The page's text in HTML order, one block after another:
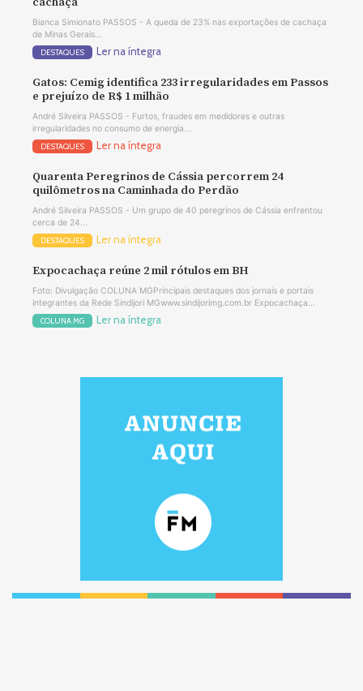
Bianca Simionato PASSOS - A queda de 23% nas exportações de cachaça
de Minas Gerais...
DESTAQUES Ler na íntegra
Gatos: Cemig identifica 233 irregularidades em Passos
e prejuízo de R$ 1 milhão
André Silveira PASSOS - Furtos, fraudes em medidores e outras
irregularidades no consumo de energia...
DESTAQUES Ler na íntegra
Quarenta Peregrinos de Cássia percorrem 24
quilômetros na Caminhada do Perdão
André Silveira PASSOS - Um grupo de 40 peregrinos de Cássia enfrentou
cerca de 24...
DESTAQUES Ler na íntegra
Expocachaça reúne 2 mil rótulos em BH
Foto: Divulgação COLUNA MGPrincipais destaques dos jornais e portais
integrantes da Rede Sindijori MGwww.sindijorimg.com.br Expocachaça...
COLUNA MG Ler na íntegra